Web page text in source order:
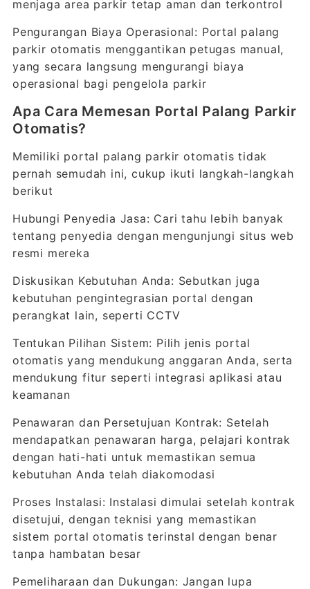
menjaga area parkir tetap aman dan terkontrol
Pengurangan Biaya Operasional: Portal palang
parkir otomatis menggantikan petugas manual,
yang secara langsung mengurangi biaya
operasional bagi pengelola parkir
Apa Cara Memesan Portal Palang Parkir
Otomatis?
Memiliki portal palang parkir otomatis tidak
pernah semudah ini, cukup ikuti langkah-langkah
berikut
Hubungi Penyedia Jasa: Cari tahu lebih banyak
tentang penyedia dengan mengunjungi situs web
resmi mereka
Diskusikan Kebutuhan Anda: Sebutkan juga
kebutuhan pengintegrasian portal dengan
perangkat lain, seperti CCTV
Tentukan Pilihan Sistem: Pilih jenis portal
otomatis yang mendukung anggaran Anda, serta
mendukung fitur seperti integrasi aplikasi atau
keamanan
Penawaran dan Persetujuan Kontrak: Setelah
mendapatkan penawaran harga, pelajari kontrak
dengan hati-hati untuk memastikan semua
kebutuhan Anda telah diakomodasi
Proses Instalasi: Instalasi dimulai setelah kontrak
disetujui, dengan teknisi yang memastikan
sistem portal otomatis terinstal dengan benar
tanpa hambatan besar
Pemeliharaan dan Dukungan: Jangan lupa